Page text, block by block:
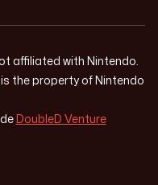
affiliated with Nintendo.
the property of Nintendo
DoubleD Venture